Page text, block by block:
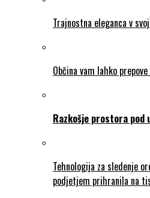
Trajnostna eleganca v
Občina vam lahko
Razkošje prostora pod
Tehnologija za sledenje
podjetjem prihranila na